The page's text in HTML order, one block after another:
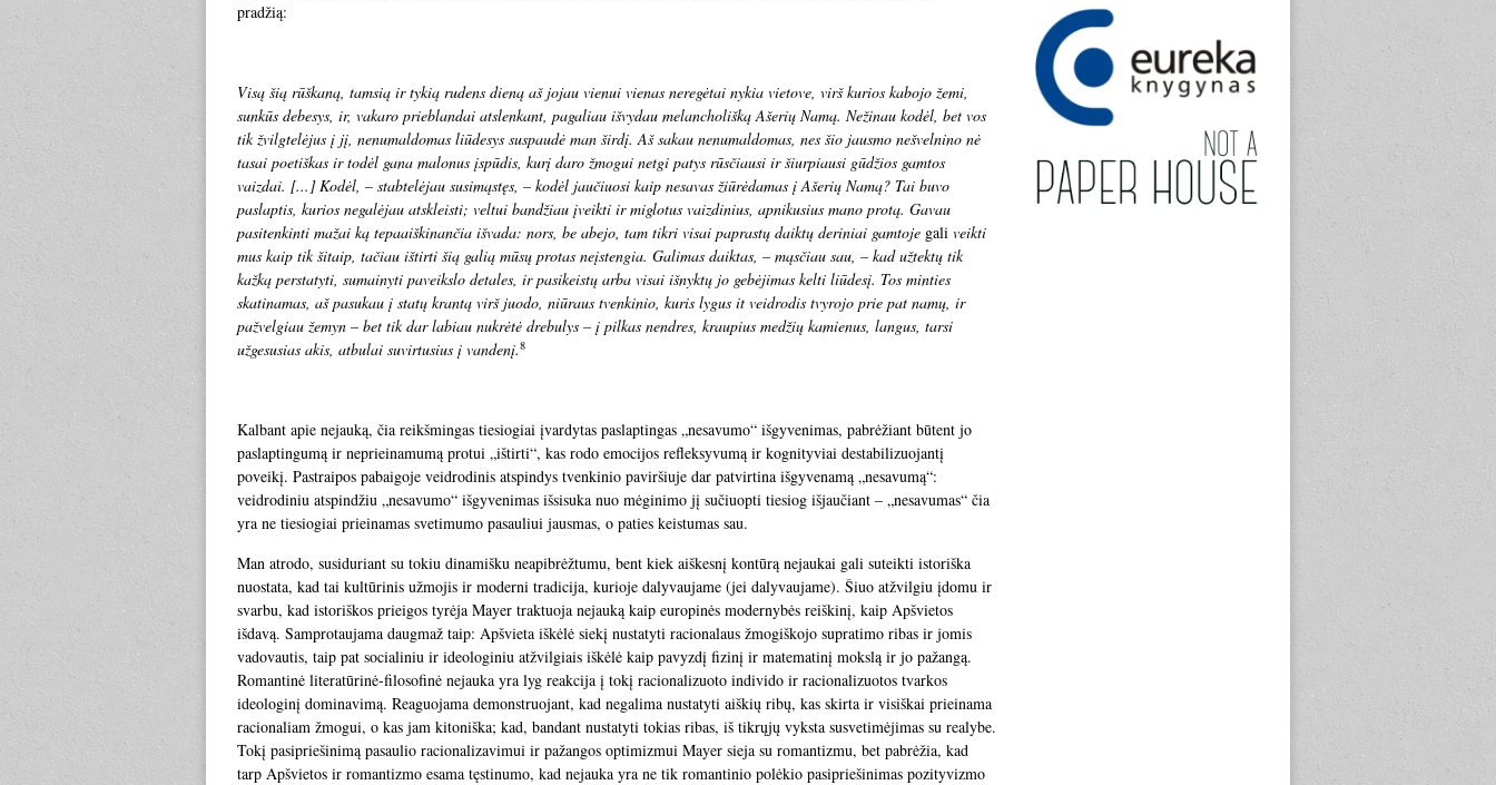
pradžią:
Visą šią rūškaną, tamsią ir tykią rudens dieną aš jojau vienui vienas neregėtai nykia vietove, virš kurios kabojo žemi,
sunkūs debesys, ir, vakaro prieblandai atslenkant, pagaliau išvydau melancholišką Ašerių Namą. Nežinau kodėl, bet vos
tik žvilgtelėjus į jį, nenumaldomas liūdesys suspaudė man širdį. Aš sakau nenumaldomas, nes šio jausmo nešvelnino nė
tasai poetiškas ir todėl gana malonus įspūdis, kurį daro žmogui netgi patys rūsčiausi ir šiurpiausi gūdžios gamtos
vaizdai. [...] Kodėl, – stabtelėjau susimąstęs, – kodėl jaučiuosi kaip nesavas žiūrėdamas į Ašerių Namą? Tai buvo
paslaptis, kurios negalėjau atskleisti; veltui bandžiau įveikti ir miglotus vaizdinius, apnikusius mano protą. Gavau
pasitenkinti mažai ką tepaaiškinančia išvada: nors, be abejo, tam tikri visai paprastų daiktų deriniai gamtoje gali veikti
mus kaip tik šitaip, tačiau ištirti šią galią mūsų protas neįstengia. Galimas daiktas, – mąsčiau sau, – kad užtektų tik
kažką perstatyti, sumainyti paveikslo detales, ir pasikeistų arba visai išnyktų jo gebėjimas kelti liūdesį. Tos minties
skatinamas, aš pasukau į statų krantą virš juodo, niūraus tvenkinio, kuris lygus it veidrodis tvyrojo prie pat namų, ir
pažvelgiau žemyn – bet tik dar labiau nukrėtė drebulys – į pilkas nendres, kraupius medžių kamienus, langus, tarsi
užgesusias akis, atbulai suvirtusius į vandenį.8
Kalbant apie nejauką, čia reikšmingas tiesiogiai įvardytas paslaptingas „nesavumo“ išgyvenimas, pabrėžiant būtent jo
paslaptingumą ir neprieinamumą protui „ištirti“, kas rodo emocijos refleksyvumą ir kognityviai destabilizuojantį
poveikį. Pastraipos pabaigoje veidrodinis atspindys tvenkinio paviršiuje dar patvirtina išgyvenamą „nesavumą“:
veidrodiniu atspindžiu „nesavumo“ išgyvenimas išsisuka nuo mėginimo jį sučiuopti tiesiog išjaučiant – „nesavumas“ čia
yra ne tiesiogiai prieinamas svetimumo pasauliui jausmas, o paties keistumas sau.
Man atrodo, susiduriant su tokiu dinamišku neapibrėžtumu, bent kiek aiškesnį kontūrą nejaukai gali suteikti istoriška
nuostata, kad tai kultūrinis užmojis ir moderni tradicija, kurioje dalyvaujame (jei dalyvaujame). Šiuo atžvilgiu įdomu ir
svarbu, kad istoriškos prieigos tyrėja Mayer traktuoja nejauką kaip europinės modernybės reiškinį, kaip Apšvietos
išdavą. Samprotaujama daugmaž taip: Apšvieta iškėlė siekį nustatyti racionalaus žmogiškojo supratimo ribas ir jomis
vadovautis, taip pat socialiniu ir ideologiniu atžvilgiais iškėlė kaip pavyzdį fizinį ir matematinį mokslą ir jo pažangą.
Romantinė literatūrinė-filosofinė nejauka yra lyg reakcija į tokį racionalizuoto individo ir racionalizuotos tvarkos
ideologinį dominavimą. Reaguojama demonstruojant, kad negalima nustatyti aiškių ribų, kas skirta ir visiškai prieinama
racionaliam žmogui, o kas jam kitoniška; kad, bandant nustatyti tokias ribas, iš tikrųjų vyksta susvetimėjimas su realybe.
Tokį pasipriešinimą pasaulio racionalizavimui ir pažangos optimizmui Mayer sieja su romantizmu, bet pabrėžia, kad
tarp Apšvietos ir romantizmo esama tęstinumo, kad nejauka yra ne tik romantinio polėkio pasipriešinimas pozityvizmo